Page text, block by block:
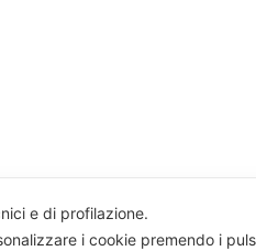
e di profilazione.
i cookie premendo i